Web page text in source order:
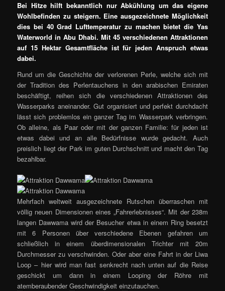
Bei Hitze hilft bekanntlich nur Abkühlung um das eigene
Wohlbefinden zu steigern. Eine ausgezeichnete Möglichkeit
dies bei 40 Grad Lufttemperatur zu machen bietet die Yas
Waterworld in Abu Dhabi. Mit 45 verschiedenen Attraktionen
auf 15 Hektar Gesamtfläche ist für jeden Anspruch etwas
dabei.
Rund um die Geschichte der verlorenen Perle, welche sich mit
der Tradition des Perlentauchens in den arabischen Emiraten
beschäftigt, reihen sich die verschiedenen Attraktionen des
Wasserparks aneinander. Gut organisiert und perfekt durchdacht
lässt sich problemlos ein ganzer Tag im Wasserpark verbringen.
Ob alleine, als Paar oder mit der ganzen Familie: für jeden ist
etwas dabei und an alle Bedürfnisse wurde gedacht. Auch
preislich liegt der Park im guten Durchschnitt und macht den Tag
bezahlbar.
Mehrfach weltweit ausgezeichnete Rutschen überraschen mit
völlig neuen Dimensionen eines „Fahrerlebnisses“. Mit der 238m
langen Dawwama wird der Besucher etwa in einem Ring besetzt
mit 6 Personen über verschiedene Ebenen gefahren um
schließlich in einem überdimensionalen Trichter mit 20m
Durchmesser zu verschwinden. Oder aber eine Fahrt in der Liwa
Loop – hier wird man fast senkrecht nach unten auf die Reise
geschickt um dann in einem Looping der Röhre mit
atemberaubender Geschwindigkeit einzutauchen.